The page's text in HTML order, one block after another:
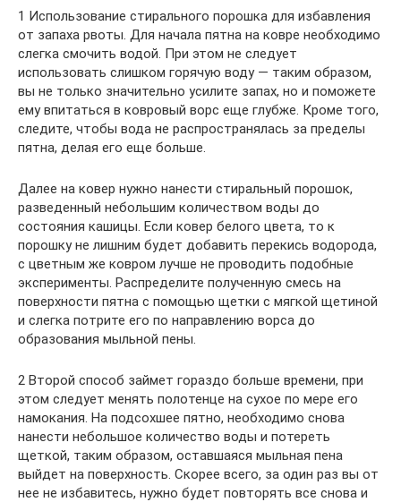
1 Использование стирального порошка для избавления
от запаха рвоты. Для начала пятна на ковре необходимо
слегка смочить водой. При этом не следует
использовать слишком горячую воду — таким образом,
вы не только значительно усилите запах, но и поможете
ему впитаться в ковровый ворс еще глубже. Кроме того,
следите, чтобы вода не распространялась за пределы
пятна, делая его еще больше.
Далее на ковер нужно нанести стиральный порошок,
разведенный небольшим количеством воды до
состояния кашицы. Если ковер белого цвета, то к
порошку не лишним будет добавить перекись водорода,
с цветным же ковром лучше не проводить подобные
эксперименты. Распределите полученную смесь на
поверхности пятна с помощью щетки с мягкой щетиной
и слегка потрите его по направлению ворса до
образования мыльной пены.
2 Второй способ займет гораздо больше времени, при
этом следует менять полотенце на сухое по мере его
намокания. На подсохшее пятно, необходимо снова
нанести небольшое количество воды и потереть
щеткой, таким образом, оставшаяся мыльная пена
выйдет на поверхность. Скорее всего, за один раз вы от
нее не избавитесь, нужно будет повторять все снова и